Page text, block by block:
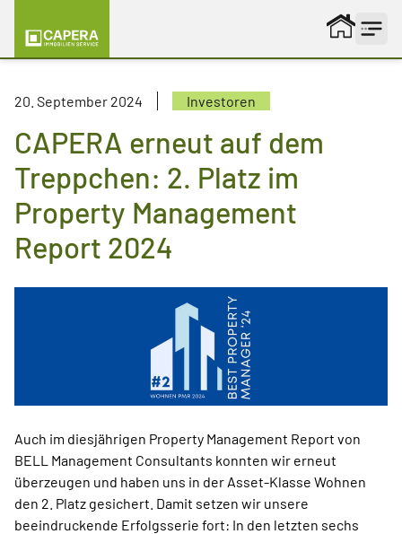
20. September 2024 Investoren
CAPERA erneut auf dem
Treppchen: 2. Platz im
Property Management
Report 2024
Auch im diesjährigen Property Management Report von
BELL Management Consultants konnten wir erneut
überzeugen und haben uns in der Asset-Klasse Wohnen
den 2. Platz gesichert. Damit setzen wir unsere
beeindruckende Erfolgsserie fort: In den letzten sechs